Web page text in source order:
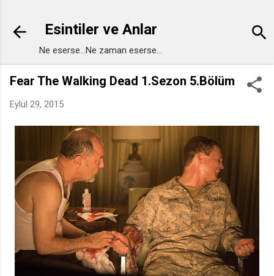
Esintiler ve Anlar
Ne eserse...Ne zaman eserse...
Fear The Walking Dead 1.Sezon 5.Bölüm
Eylül 29, 2015